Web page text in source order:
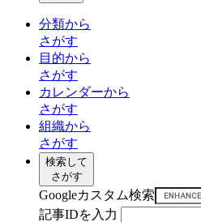
分類から
さがす
目的から
さがす
カレンダーから
さがす
組織から
さがす
検索して
さがす
Googleカスタム検索
記事IDを入力